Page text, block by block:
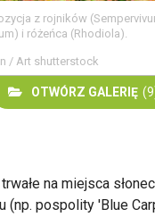
z rojników
i różeńca (Rhodiola).
/ Art shutterstock
OTWÓRZ GALERIĘ
na miejsca
(np. pospolity 'Blue